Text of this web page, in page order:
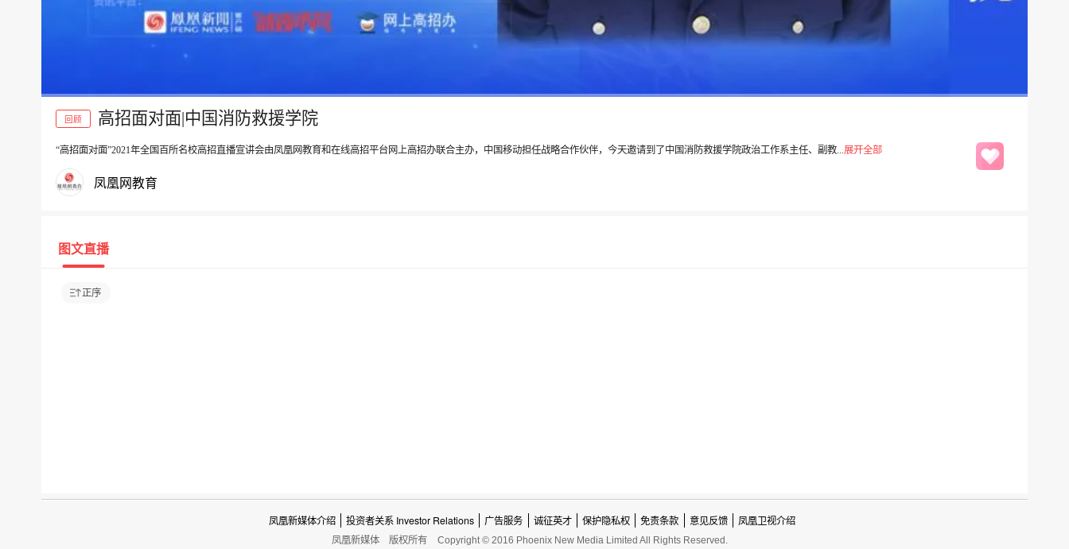
00:00
回顾 高招面对面|中国消防救援学院
“高招面对面”2021年全国百所名校高招直播宣讲会由凤凰网教育和在线高招平台网上高招办联合主办，中国移动担任战略合作伙伴，今天邀请到了中国消防救援学院政治工作系主任、副教... 展开全部
凤凰网教育
图文直播
正序
凤凰新媒体介绍 投资者关系 Investor Relations 广告服务 诚征英才 保护隐私权 免责条款 意见反馈 凤凰卫视介绍
凤凰新媒体 版权所有 Copyright © 2016 Phoenix New Media Limited All Rights Reserved.